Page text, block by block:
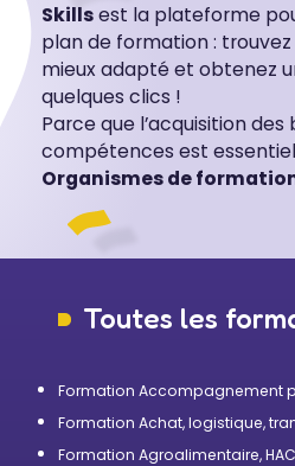
Skillsest la plateforme
plan de formation :
mieux adapté et obtenez
quelques clics !
Parce que l’acquisition des
compétences est
Organismes de
Toutes les
Formation Accompagnement
Formation Achat, logistique,
Formation Agroalimentaire,